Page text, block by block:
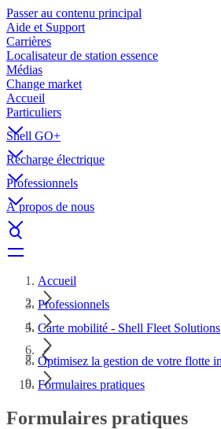
Passer au contenu principal
Aide et Support
Carrières
Localisateur de station essence
Médias
Change market
Accueil
Particuliers
Shell GO+
Recharge électrique
Professionnels
À propos de nous
Accueil
Professionnels
Carte mobilité - Shell Fleet Solutions
Optimisez la gestion de votre flotte
Formulaires pratiques
Formulaires pratiques